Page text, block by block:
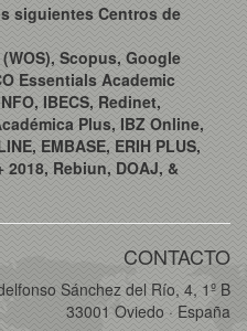
siguientes Centros de
Scopus, Google
Essentials Academic
IBECS, Redinet,
Plus, IBZ Online,
EMBASE, ERIH PLUS,
2018, Rebiun, DOAJ, &
CONTACTO
Sánchez del Río, 4, 1º B
33001 Oviedo · España